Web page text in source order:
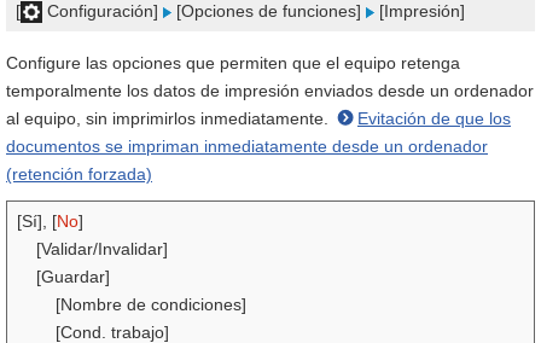
[ Configuración] [Opciones de funciones] [Impresión]
Configure las opciones que permiten que el equipo retenga
temporalmente los datos de impresión enviados desde un ordenador
al equipo, sin imprimirlos inmediatamente.
Evitación de que los
documentos se impriman inmediatamente desde un ordenador
(retención forzada)
[Sí], [No]
[Validar/Invalidar]
[Guardar]
[Nombre de condiciones]
[Cond. trabajo]